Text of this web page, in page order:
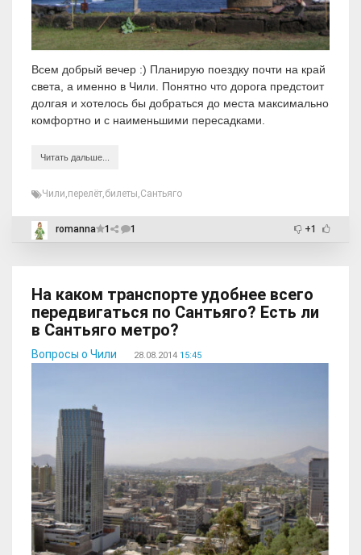
Всем добрый вечер :) Планирую поездку почти на край
света, а именно в Чили. Понятно что дорога предстоит
долгая и хотелось бы добраться до места максимально
комфортно и с наименьшими пересадками.
Читать дальше...
Чили,перелёт,билеты,Сантьяго
romanna 1 1 +1
На каком транспорте удобнее всего
передвигаться по Сантьяго? Есть ли
в Сантьяго метро?
Вопросы о Чили 28.08.2014 15:45